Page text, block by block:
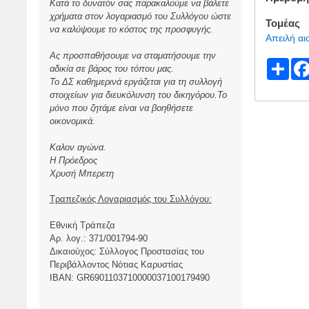
Τομέας
Απειλή
S
Κατά το δυνατόν σας παρακαλούμε να βάλετε
χρήματα στον λογαριασμό του Συλλόγου ώστε
να καλύψουμε το κόστος της προσφυγής.
Ας προσπαθήσουμε να σταματήσουμε την
αδικία σε βάρος του τόπου μας.
Το ΔΣ καθημερινά εργάζεται για τη συλλογή
στοιχείων για διευκόλυνση του δικηγόρου.Το
μόνο που ζητάμε είναι να βοηθήσετε
οικονομικά.
Καλον αγώνα.
Η Πρόεδρος
Χρυσή Μπερετη
Τραπεζικός Λογαριασμός του Συλλόγου:
Εθνική Τράπεζα
Αρ. λογ.: 371/001794-90
Δικαιούχος: Σύλλογος Προστασίας του
Περιβάλλοντος Νότιας Καρυστίας
ΙBAN: GR6901103710000037100179490